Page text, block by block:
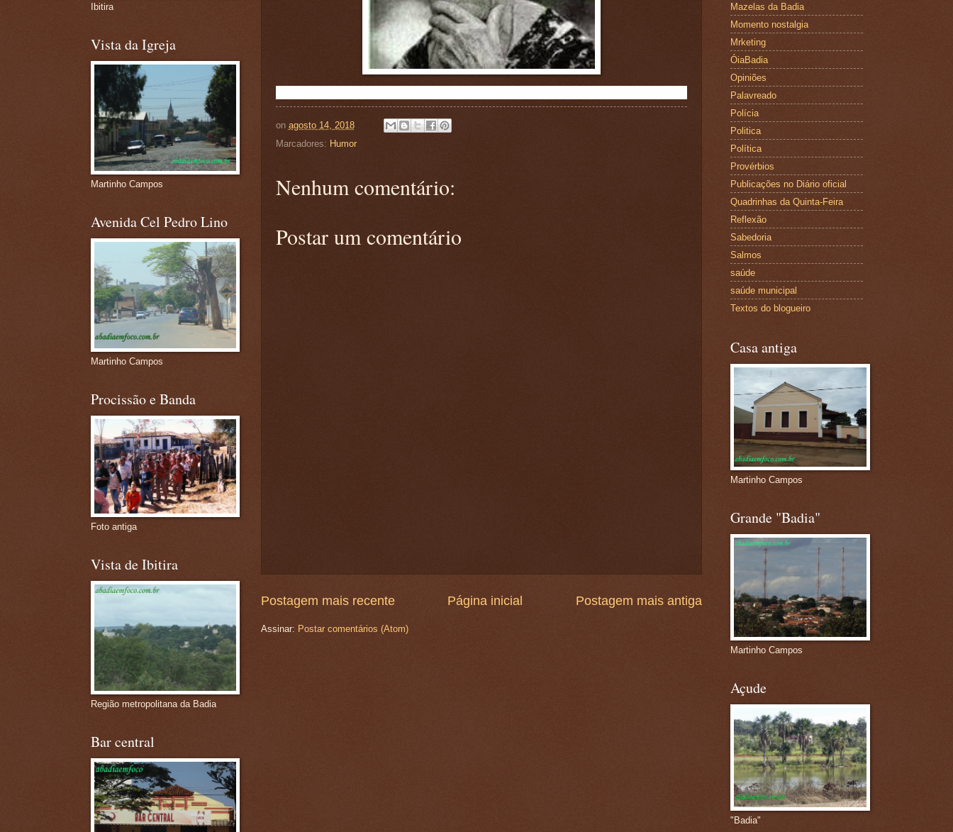
on agosto 14, 2018
Marcadores: Humor
Nenhum comentário:
Postar um comentário
Postagem mais recente Postagem mais antiga
Página inicial
Assinar: Postar comentários (Atom)
Ibitira
Vista da Igreja
Martinho Campos
Avenida Cel Pedro Lino
Martinho Campos
Procissão e Banda
Foto antiga
Vista de Ibitira
Região metropolitana da Badia
Bar central
Mazelas da Badia
Momento nostalgia
Mrketing
ÓiaBadia
Opiniões
Palavreado
Polícia
Politica
Política
Provérbios
Publicações no Diário oficial
Quadrinhas da Quinta-Feira
Reflexão
Sabedoria
Salmos
saúde
saúde municipal
Textos do blogueiro
Casa antiga
Martinho Campos
Grande "Badia"
Martinho Campos
Açude
"Badia"